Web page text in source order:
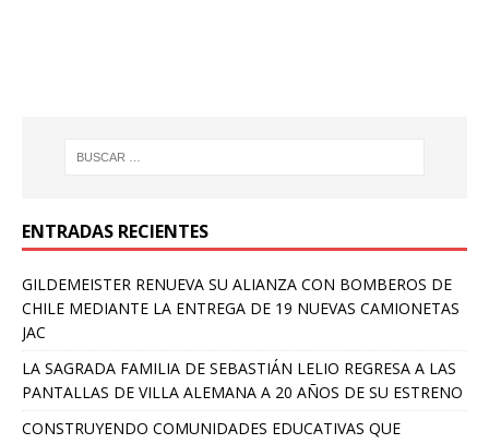
ENTRADAS RECIENTES
GILDEMEISTER RENUEVA SU ALIANZA CON BOMBEROS DE
CHILE MEDIANTE LA ENTREGA DE 19 NUEVAS CAMIONETAS
JAC
LA SAGRADA FAMILIA DE SEBASTIÁN LELIO REGRESA A LAS
PANTALLAS DE VILLA ALEMANA A 20 AÑOS DE SU ESTRENO
CONSTRUYENDO COMUNIDADES EDUCATIVAS QUE